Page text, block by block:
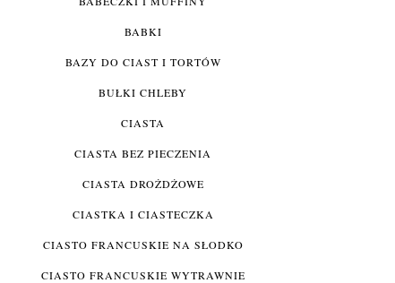
BABKI
BAZY DO CIAST I TORTÓW
BUŁKI CHLEBY
CIASTA
CIASTA BEZ PIECZENIA
CIASTA DROŻDŻOWE
CIASTKA I CIASTECZKA
CIASTO FRANCUSKIE NA SŁODKO
CIASTO FRANCUSKIE WYTRAWNIE